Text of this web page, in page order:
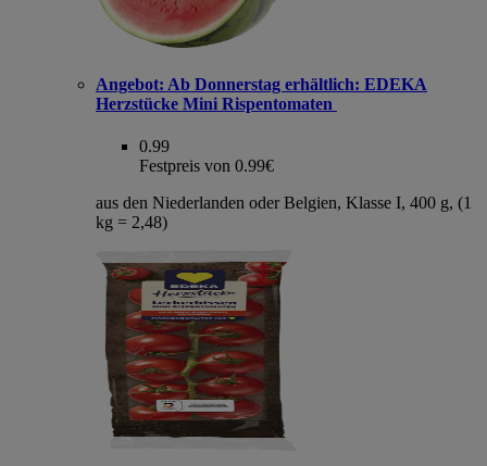
Angebot: Ab Donnerstag erhältlich: EDEKA
Herzstücke Mini Rispentomaten
0.99
Festpreis von 0.99€
aus den Niederlanden oder Belgien, Klasse I, 400 g, (1
kg = 2,48)